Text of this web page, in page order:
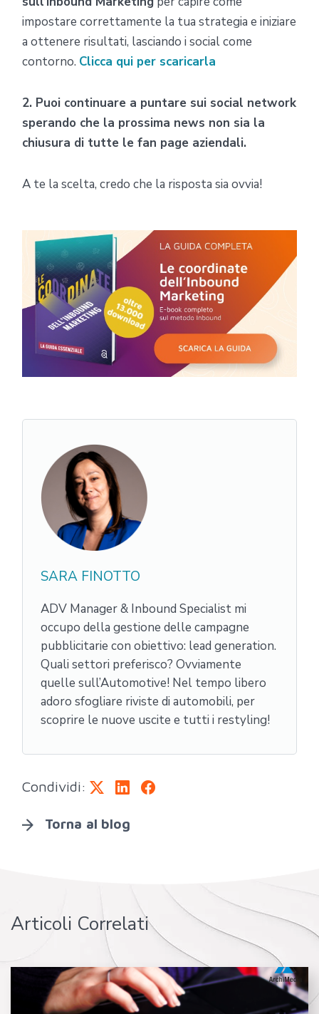
impostare correttamente la tua strategia e iniziare
a ottenere risultati, lasciando i social come
contorno. Clicca qui per scaricarla
2. Puoi continuare a puntare sui social network
sperando che la prossima news non sia la
chiusura di tutte le fan page aziendali.
A te la scelta, credo che la risposta sia ovvia!
SARA FINOTTO
ADV Manager & Inbound Specialist mi
occupo della gestione delle campagne
pubblicitarie con obiettivo: lead generation.
Quali settori preferisco? Ovviamente
quelle sull’Automotive! Nel tempo libero
adoro sfogliare riviste di automobili, per
scoprire le nuove uscite e tutti i restyling!
Condividi:
Torna al blog
Articoli Correlati